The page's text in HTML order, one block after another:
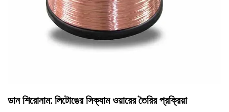
ডান শিরোনাম: লিটোঙের সিক্যাম ওয়ারের তৈরির প্রক্রিয়া